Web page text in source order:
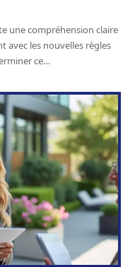
une compréhension claire
avec les nouvelles règles
ce…